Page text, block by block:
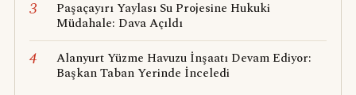
3
Paşaçayırı Yaylası Su Projesine Hukuki
Müdahale: Dava Açıldı
4
Alanyurt Yüzme Havuzu İnşaatı Devam Ediyor:
Başkan Taban Yerinde İnceledi